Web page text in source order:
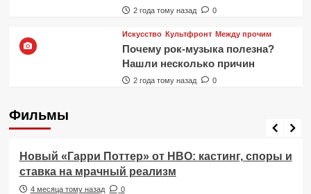
2 года тому назад 0
Искусство Культфронт Между прочим
Почему рок-музыка полезна?
Нашли несколько причин
2 года тому назад 0
Фильмы
Фильмы
Новый «Гарри Поттер» от HBO: кастинг, споры и
ставка на мрачный реализм
4 месяца тому назад 0